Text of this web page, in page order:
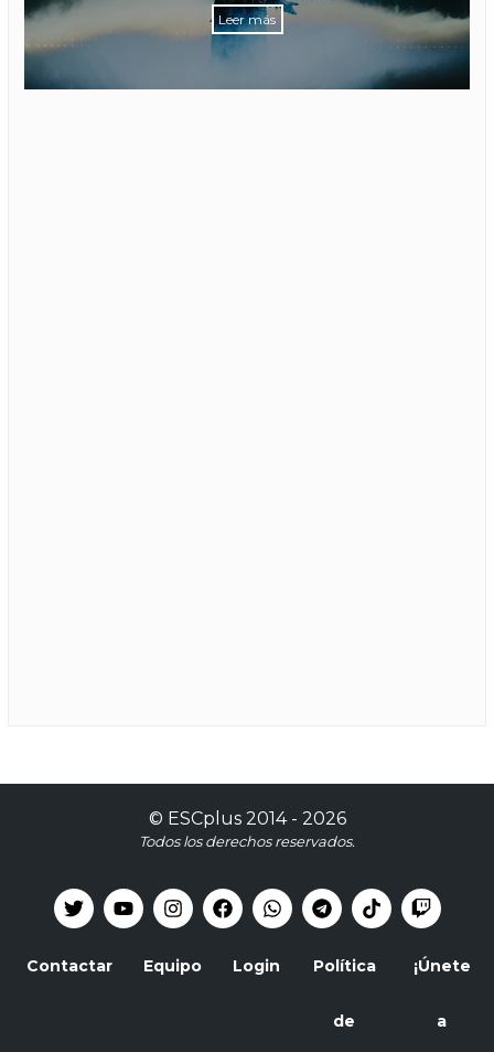
Leer más
© ESCplus2014 - 2026
Todos los derechos reservados.
Contactar Equipo Login Política
de
¡Únete
a